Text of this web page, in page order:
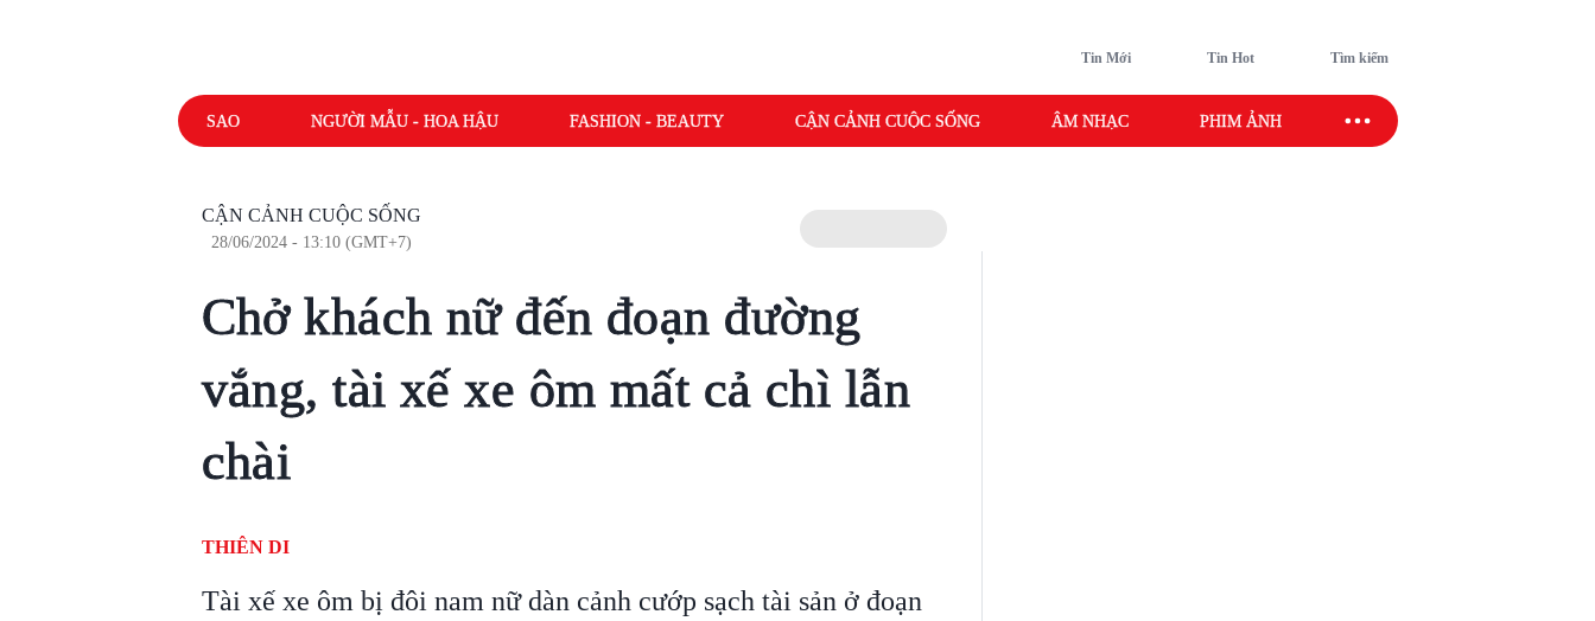
Tin Mới Tin Hot Tìm kiếm
SAO NGƯỜI MẪU - HOA HẬU FASHION - BEAUTY CẬN CẢNH CUỘC SỐNG ÂM NHẠC PHIM ẢNH SAO SPORT
CẬN CẢNH CUỘC SỐNG
28/06/2024 - 13:10 (GMT+7)
Chở khách nữ đến đoạn đường
vắng, tài xế xe ôm mất cả chì lẫn
chài
THIÊN DI
Tài xế xe ôm bị đôi nam nữ dàn cảnh cướp sạch tài sản ở đoạn